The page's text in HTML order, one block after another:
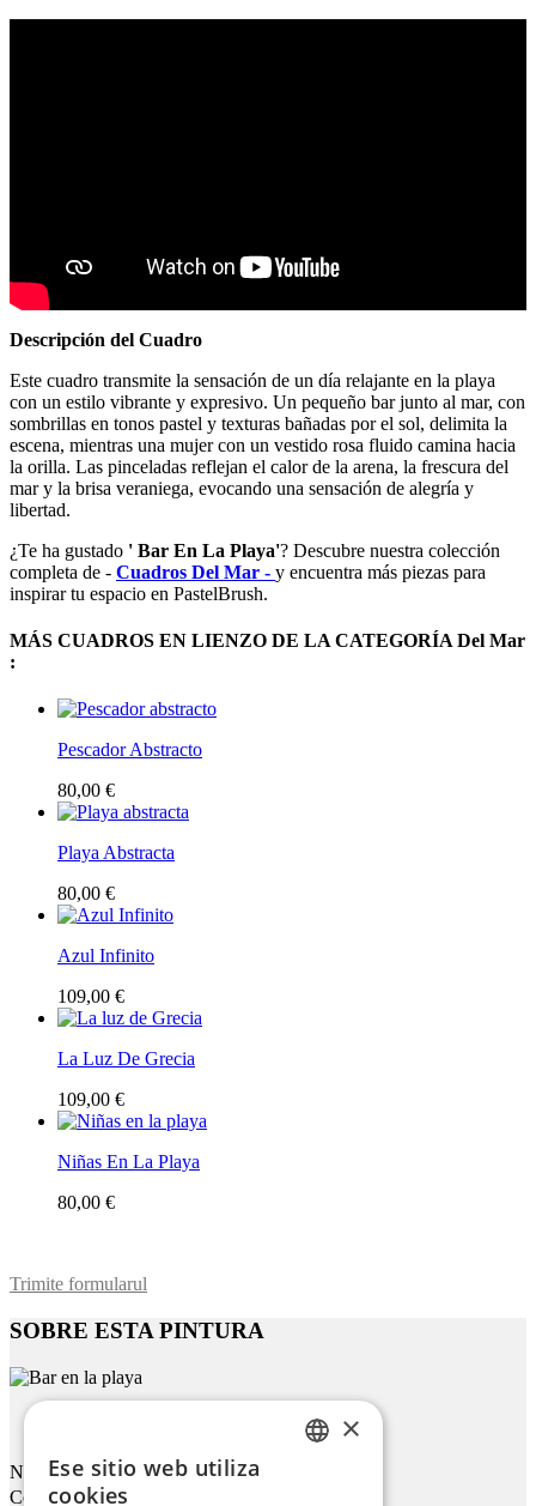
Descripción del Cuadro
Este cuadro transmite la sensación de un día relajante en la playa
con un estilo vibrante y expresivo. Un pequeño bar junto al mar, con
sombrillas en tonos pastel y texturas bañadas por el sol, delimita la
escena, mientras una mujer con un vestido rosa fluido camina hacia
la orilla. Las pinceladas reflejan el calor de la arena, la frescura del
mar y la brisa veraniega, evocando una sensación de alegría y
libertad.
¿Te ha gustado ' Bar En La Playa'? Descubre nuestra colección
completa de - Cuadros Del Mar - y encuentra más piezas para
inspirar tu espacio en PastelBrush.
MÁS CUADROS EN LIENZO DE LA CATEGORÍA Del Mar
:
Pescador Abstracto
80,00 €
Playa Abstracta
80,00 €
Azul Infinito
109,00 €
La Luz De Grecia
109,00 €
Niñas En La Playa
80,00 €
Trimite formularul
SOBRE ESTA PINTURA
Bar En La Playa
Nombre
Correo electrónico
×
Ese sitio web utiliza
cookies